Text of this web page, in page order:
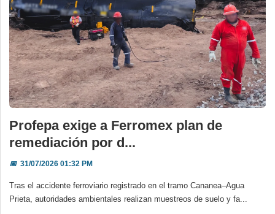
Profepa exige a Ferromex plan de
remediación por d...
📅31/07/2026 01:32 PM
Tras el accidente ferroviario registrado en el tramo Cananea–Agua
Prieta, autoridades ambientales realizan muestreos de suelo y fa...